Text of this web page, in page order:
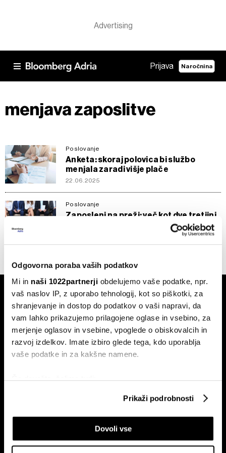
Odgovorna poraba vaših podatkov
Mi in naši 1022partnerji obdelujemo vaše podatke, npr.
vaš naslov IP, z uporabo tehnologij, kot so piškotki, za
shranjevanje in dostop do podatkov o vaši napravi, da
vam lahko prikazujemo prilagojene oglase in vsebino, za
merjenje oglasov in vsebine, vpoglede o obiskovalcih in
razvoj izdelkov. Imate izbiro glede tega, kdo uporablja
vaše podatke in za kakšne namene.
Če dovolite, želimo tudi:
Zbirati informacije o vaši geografski lokaciji, ki so
Identificirati napravo z aktivnim preverjanjem
lastnosti (odčitavanje prstnih odtisov)
Poglejte si še, kako se obdelujejo vaši osebni podatki in
Prikaži podrobnosti
Dovoli vse
Prijava Naročnina
menjava zaposlitve
Poslovanje
Anketa: skoraj polovica bi službo
menjala zaradi višje plače
22.06.2025
Poslovanje
Zaposleni na preži: več kot dve tretjini
Slovencev bi menjalo službo
Finančni trgi
Videos
Bloomberg Adria dogodki